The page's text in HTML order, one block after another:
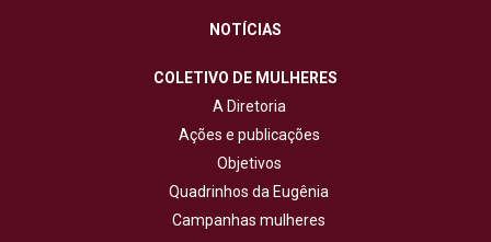
NOTÍCIAS
COLETIVO DE MULHERES
A Diretoria
Ações e publicações
Objetivos
Quadrinhos da Eugênia
Campanhas mulheres